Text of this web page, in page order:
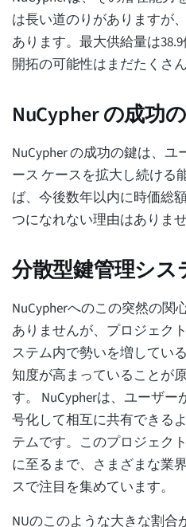
は長い道のりがありますが
あります。最大供給量は
開拓の可能性はまだたくさ
NuCypher の成功
NuCypher の成功の鍵は、
ース ケースを拡大し続ける
ば、今後数年以内に時価総
つになれない理由はありませ
分散型鍵管理シス
NuCypherへのこの突然の関
ありませんが、プロジェク
ステム内で勢いを増してい
知度が高まっていることが
す。 NuCypherは、ユーザ
号化して相互に共有できる
テムです。このプロジェク
に至るまで、さまざまな業
スで注目を集めています。
NUのこのような大きな割合